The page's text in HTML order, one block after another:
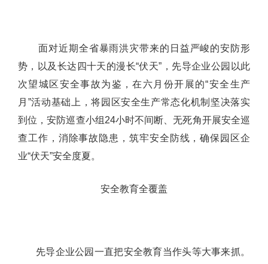
面对近期全省暴雨洪灾带来的日益严峻的安防形
势，以及长达四十天的漫长“伏天”，先导企业公园以此
次望城区安全事故为鉴，在六月份开展的“安全生产
月”活动基础上，将园区安全生产常态化机制坚决落实
到位，安防巡查小组24小时不间断、无死角开展安全巡
查工作，消除事故隐患，筑牢安全防线，确保园区企
业“伏天”安全度夏。
安全教育全覆盖
先导企业公园一直把安全教育当作头等大事来抓。